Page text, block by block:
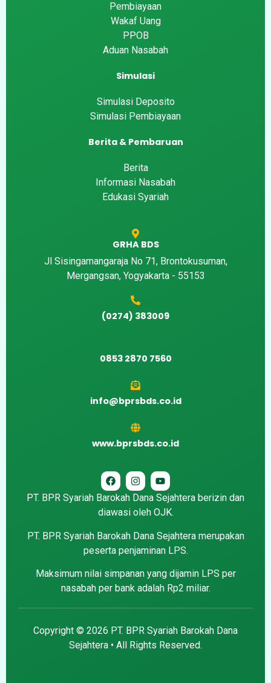
Pembiayaan
Wakaf Uang
PPOB
Aduan Nasabah
Simulasi
Simulasi Deposito
Simulasi Pembiayaan
Berita & Pembaruan
Berita
Informasi Nasabah
Edukasi Syariah
GRHA BDS
Jl Sisingamangaraja No 71, Brontokusuman,
Mergangsan, Yogyakarta - 55153
(0274) 383009
0853 2870 7560
info@bprsbds.co.id
www.bprsbds.co.id
PT. BPR Syariah Barokah Dana Sejahtera berizin dan
diawasi oleh OJK.
PT. BPR Syariah Barokah Dana Sejahtera merupakan
peserta penjaminan LPS.
Maksimum nilai simpanan yang dijamin LPS per
nasabah per bank adalah Rp2 miliar.
Copyright © 2026 PT. BPR Syariah Barokah Dana
Sejahtera • All Rights Reserved.